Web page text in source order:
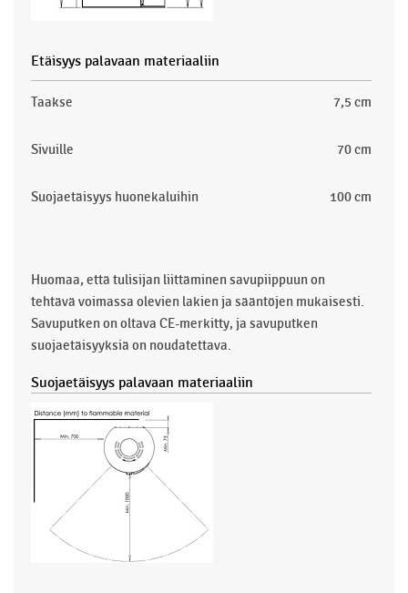
Etäisyys palavaan materiaaliin
Taakse 7,5 cm
Sivuille 70 cm
Suojaetäisyys huonekaluihin 100 cm
Huomaa, että tulisijan liittäminen savupiippuun on
tehtävä voimassa olevien lakien ja sääntöjen mukaisesti.
Savuputken on oltava CE-merkitty, ja savuputken
suojaetäisyyksiä on noudatettava.
Suojaetäisyys palavaan materiaaliin